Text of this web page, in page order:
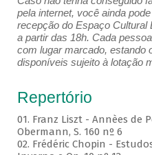
pela internet, você ainda
recepção do Espaço Cultural
a partir das 18h. Cada
com lugar marcado, estando
disponíveis sujeito à lotação
Repertório
01. Franz Liszt - Annèes de
Obermann, S. 160 nº 6
02. Frédéric Chopin -